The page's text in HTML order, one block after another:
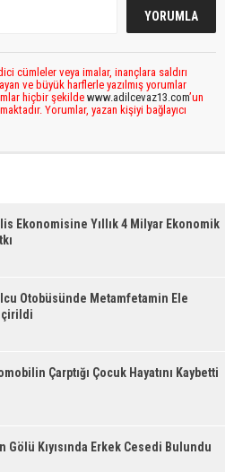
cümleler veya imalar, inançlara saldırı
ve büyük harflerle yazılmış yorumlar
hiçbir şekilde www.adilcevaz13.com’un
Yorumlar, yazan kişiyi bağlayıcı
Ekonomisine Yıllık 4 Milyar Ekonomik
Otobüsünde Metamfetamin Ele
Çarptığı Çocuk Hayatını Kaybetti
Gölü Kıyısında Erkek Cesedi Bulundu